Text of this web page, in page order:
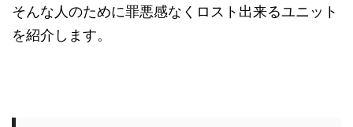
そんな人のために罪悪感なくロスト出来るユニット
を紹介します。